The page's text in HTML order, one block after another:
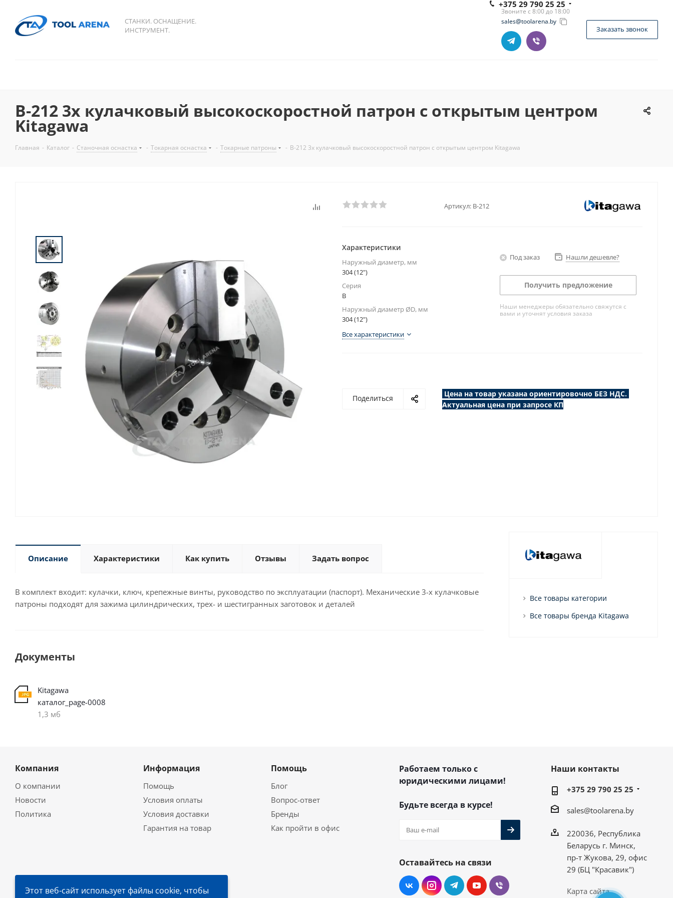
СТАНКИ. ОСНАЩЕНИЕ.
ИНСТРУМЕНТ.
+375 29 790 25 25
Звоните с 8:00 до 18:00
sales@toolarena.by
Заказать звонок
B-212 3х кулачковый высокоскоростной патрон с открытым центром
Kitagawa
Главная - Каталог - Станочная оснастка - Токарная оснастка - Токарные патроны - B-212 3х кулачковый высокоскоростной патрон с открытым центром Kitagawa
Артикул: B-212
Характеристики
Наружный диаметр, мм
304 (12")
Серия
B
Наружный диаметр ØD, мм
304 (12")
Все характеристики
Под заказ Нашли дешевле?
Получить предложение
Наши менеджеры обязательно свяжутся с
вами и уточнят условия заказа
Поделиться
Цена на товар указана ориентировочно БЕЗ НДС.
Актуальная цена при запросе КП
Описание Характеристики Как купить Отзывы Задать вопрос
В комплект входит: кулачки, ключ, крепежные винты, руководство по эксплуатации (паспорт). Механические 3-х кулачковые
патроны подходят для зажима цилиндрических, трех- и шестигранных заготовок и деталей
Документы
Kitagawa
каталог_page-0008
1,3 мб
Все товары категории
Все товары бренда Kitagawa
Компания
О компании
Новости
Политика
Информация
Помощь
Условия оплаты
Условия доставки
Гарантия на товар
Помощь
Блог
Вопрос-ответ
Бренды
Как пройти в офис
Работаем только с
юридическими лицами!
Будьте всегда в курсе!
Оставайтесь на связи
Наши контакты
+375 29 790 25 25
sales@toolarena.by
220036, Республика
Беларусь г. Минск,
пр-т Жукова, 29, офис
29 (БЦ "Красавик")
Карта сайта
Этот веб-сайт использует файлы cookie, чтобы